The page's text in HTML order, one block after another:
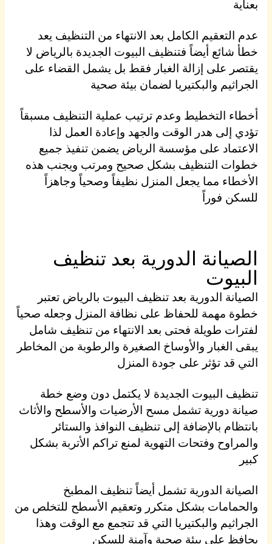
بعناية
عدم التعقيم الكامل بعد الانتهاء من التنظيف يعد
خطأ شائع أيضاً فتنظيف البيوت الجديدة بالرياض لا
يقتصر على إزالة الغبار فقط بل يشمل القضاء على
الجراثيم والبكتيريا لضمان بيئة صحية
أخطاء التخطيط وعدم ترتيب عملية التنظيف مسبقاً
تؤدي إلى هدر الوقت والجهد وإعادة العمل لذا
الاعتماد على مؤسسة الرياض يضمن تنفيذ جميع
خطوات التنظيف بشكل صحيح ومرتب ويجنب هذه
الأخطاء مما يجعل المنزل نظيفاً وصحياً وجاهزاً
للسكن فوراً
الصيانة الدورية بعد تنظيف
البيوت
الصيانة الدورية بعد تنظيف البيوت بالرياض تعتبر
خطوة مهمة للحفاظ على نظافة المنزل وجعله صحياً
لفترات طويلة فحتى بعد الانتهاء من تنظيف شامل
يبقى الغبار والأوساخ الصغيرة والرطوبة من المخاطر
التي قد تؤثر على جودة المنزل
تنظيف البيوت الجديدة لا يكتمل دون وضع خطة
صيانة دورية تشمل مسح الأرضيات والأسطح والأثاث
بانتظام بالإضافة إلى تنظيف النوافذ والستائر
والمراوح وفتحات التهوية لمنع تراكم الأتربة بشكل
كبير
الصيانة الدورية تشمل أيضاً تنظيف المطبخ
والحمامات بشكل متكرر وتعقيم الأسطح للتخلص من
الجراثيم والبكتيريا التي قد تتجمع مع الوقت وهذا
يحافظ على بيئة صحية وآمنة للسكن